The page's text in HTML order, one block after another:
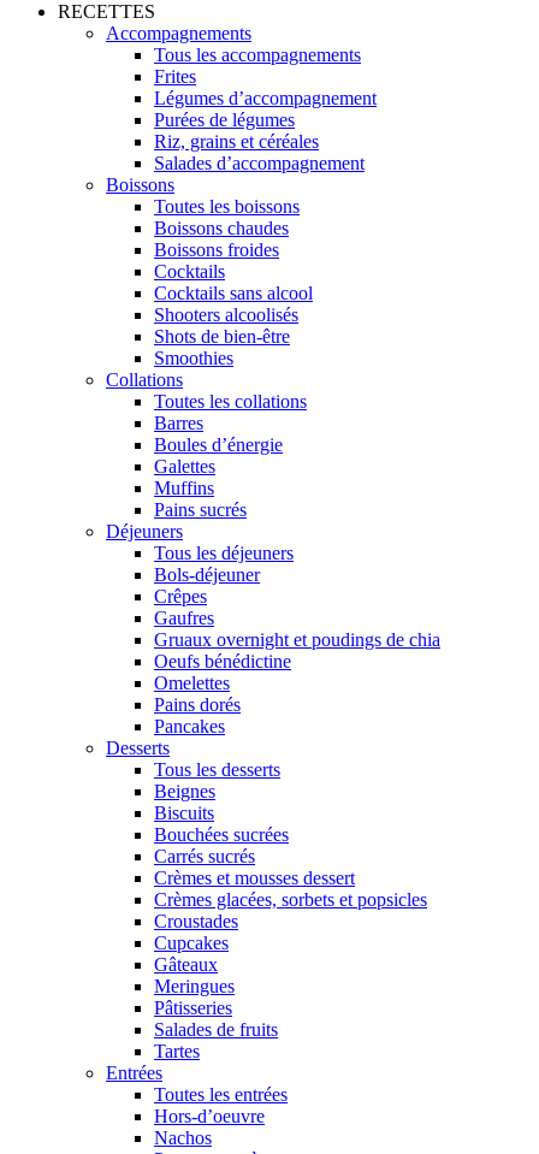
RECETTES
Accompagnements
Tous les accompagnements
Frites
Légumes d’accompagnement
Purées de légumes
Riz, grains et céréales
Salades d’accompagnement
Boissons
Toutes les boissons
Boissons chaudes
Boissons froides
Cocktails
Cocktails sans alcool
Shooters alcoolisés
Shots de bien-être
Smoothies
Collations
Toutes les collations
Barres
Boules d’énergie
Galettes
Muffins
Pains sucrés
Déjeuners
Tous les déjeuners
Bols-déjeuner
Crêpes
Gaufres
Gruaux overnight et poudings de chia
Oeufs bénédictine
Omelettes
Pains dorés
Pancakes
Desserts
Tous les desserts
Beignes
Biscuits
Bouchées sucrées
Carrés sucrés
Crèmes et mousses dessert
Crèmes glacées, sorbets et popsicles
Croustades
Cupcakes
Gâteaux
Meringues
Pâtisseries
Salades de fruits
Tartes
Entrées
Toutes les entrées
Hors-d’oeuvre
Nachos